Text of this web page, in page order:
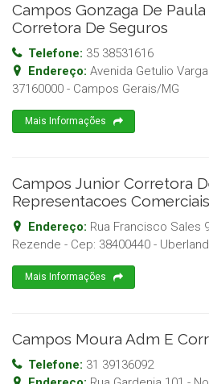
Campos Gonzaga De
Corretora De Seguros
Telefone: 35 38531616
Endereço: Avenida Getulio
37160000 - Campos Gerais/MG
Mais Informações
Campos Junior Corretora
Representacoes Comerciais
Endereço: Rua Francisco Sales
Rezende - Cep: 38400440 -
Mais Informações
Campos Moura Adm E
Telefone: 31 39136092